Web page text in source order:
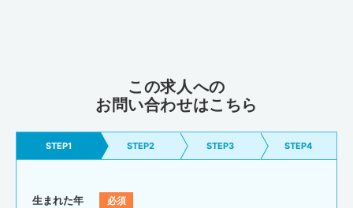
この求人への
お問い合わせはこちら
STEP1 STEP2 STEP3 STEP4
生まれた年